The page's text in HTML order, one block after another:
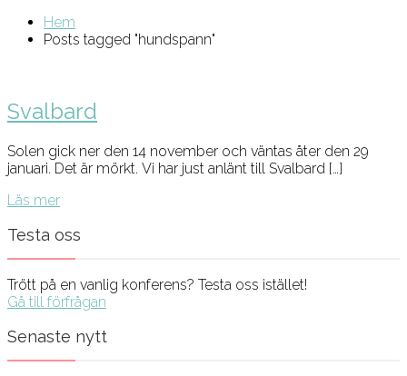
Hem
Posts tagged "hundspann"
Svalbard
Solen gick ner den 14 november och väntas åter den 29
januari. Det är mörkt. Vi har just anlänt till Svalbard […]
Läs mer
Testa oss
Trött på en vanlig konferens? Testa oss istället!
Gå till förfrågan
Senaste nytt